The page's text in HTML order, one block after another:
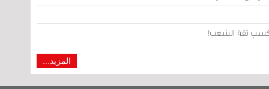
كسب ثقة الشعب!
المزيد...